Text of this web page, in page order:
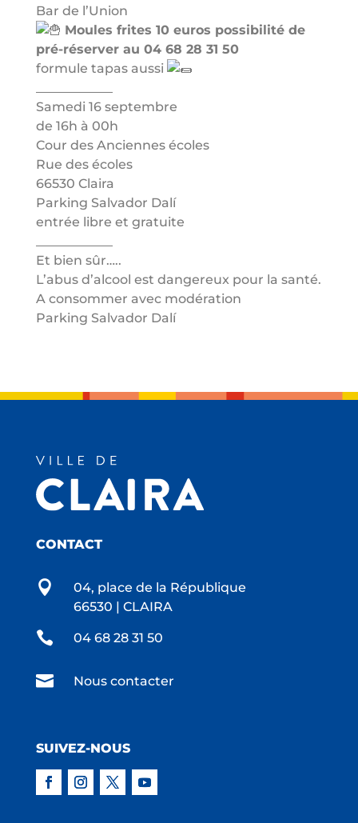
Bar de l’Union
Moules frites 10 euros possibilité de
pré-réserver au 04 68 28 31 50
formule tapas aussi
Samedi 16 septembre
de 16h à 00h
Cour des Anciennes écoles
Rue des écoles
66530 Claira
Parking Salvador Dalí
entrée libre et gratuite
Et bien sûr…..
L’abus d’alcool est dangereux pour la santé.
A consommer avec modération
Parking Salvador Dalí
CONTACT

04, place de la République
66530 | CLAIRA
 04 68 28 31 50
 Nous contacter
SUIVEZ-NOUS